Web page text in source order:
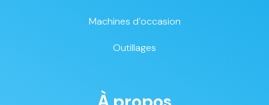
Machines d’occasion
Outillages